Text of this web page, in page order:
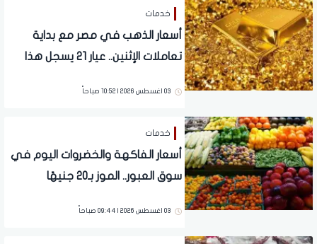
خدمات
أسعار الذهب في مصر مع بداية
تعاملات الإثنين.. عيار 21 يسجل هذا
03 اغسطس 2026 | 10:52 صباحاً
خدمات
أسعار الفاكهة والخضروات اليوم في
سوق العبور.. الموز بـ20 جنيهًا
03 اغسطس 2026 | 09:44 صباحاً